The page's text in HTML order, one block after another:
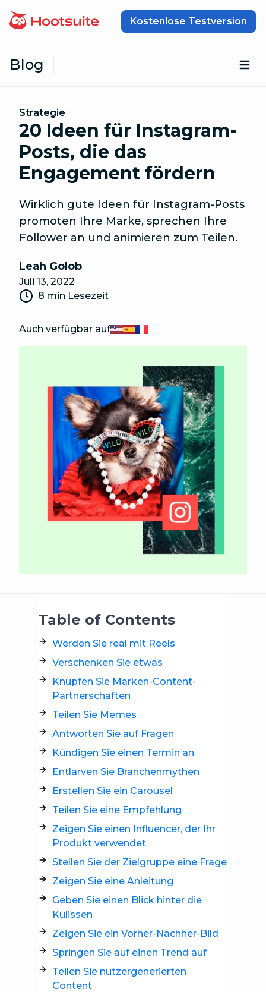
Kostenlose Testversion
Blog
Strategie
20 Ideen für Instagram-
Posts, die das
Engagement fördern
Wirklich gute Ideen für Instagram-Posts
promoten Ihre Marke, sprechen Ihre
Follower an und animieren zum Teilen.
Leah Golob
Juli 13, 2022
8 min Lesezeit
Auch verfügbar aufEnglish
Español
Français
Table of Contents
Werden Sie real mit Reels
Verschenken Sie etwas
Knüpfen Sie Marken-Content-
Partnerschaften
Teilen Sie Memes
Antworten Sie auf Fragen
Kündigen Sie einen Termin an
Entlarven Sie Branchenmythen
Erstellen Sie ein Carousel
Teilen Sie eine Empfehlung
Zeigen Sie einen Influencer, der Ihr
Produkt verwendet
Stellen Sie der Zielgruppe eine Frage
Zeigen Sie eine Anleitung
Geben Sie einen Blick hinter die
Kulissen
Zeigen Sie ein Vorher-Nachher-Bild
Springen Sie auf einen Trend auf
Teilen Sie nutzergenerierten
Content